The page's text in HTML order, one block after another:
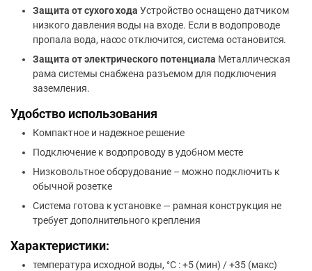
Защита от сухого хода Устройство оснащено датчиком
низкого давления воды на входе. Если в водопроводе
пропала вода, насос отключится, система остановится.
Защита от электрического потенциала Металлическая
рама системы снабжена разъемом для подключения
заземления.
Удобство использования
Компактное и надежное решение
Подключение к водопроводу в удобном месте
Низковольтное оборудование – можно подключить к
обычной розетке
Система готова к установке — рамная конструкция не
требует дополнительного крепления
Характеристики:
температура исходной воды, °С : +5 (мин) / +35 (макс)